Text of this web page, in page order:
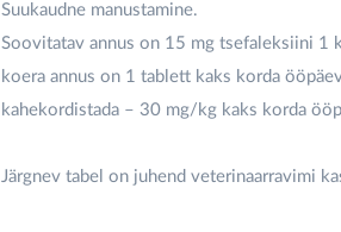
Suukaudne manustamine.
Soovitatav annus on 15 mg tsefaleksiini 1
koera annus on 1 tablett kaks korda
kahekordistada – 30 mg/kg kaks korda
Järgnev tabel on juhend veterinaarravimi